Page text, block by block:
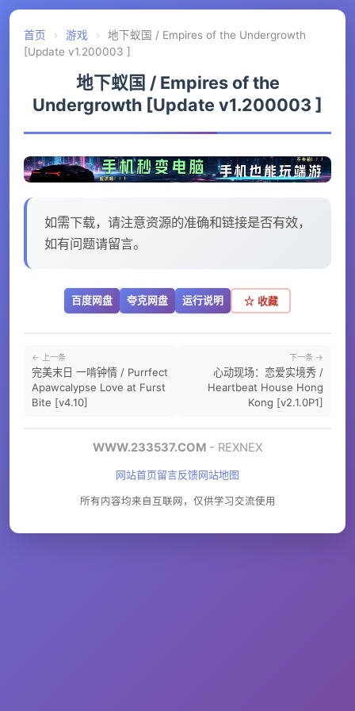
首页 › 游戏 ›
地下蚁国 / Empires of the Undergrowth
[Update v1.200003 ]
地下蚁国 / Empires of the
Undergrowth [Update v1.200003 ]
如需下载，请注意资源的准确和链接是否有效，
如有问题请留言。
百度网盘 夸克网盘 运行说明 ☆ 收藏
← 上一条
完美末日 一啃钟情 / Purrfect
Apawcalypse Love at Furst
Bite [v4.10]
下一条 →
心动现场：恋爱实境秀 /
Heartbeat House Hong
Kong [v2.1.0P1]
WWW.233537.COM - REXNEX
网站首页留言反馈网站地图
所有内容均来自互联网，仅供学习交流使用